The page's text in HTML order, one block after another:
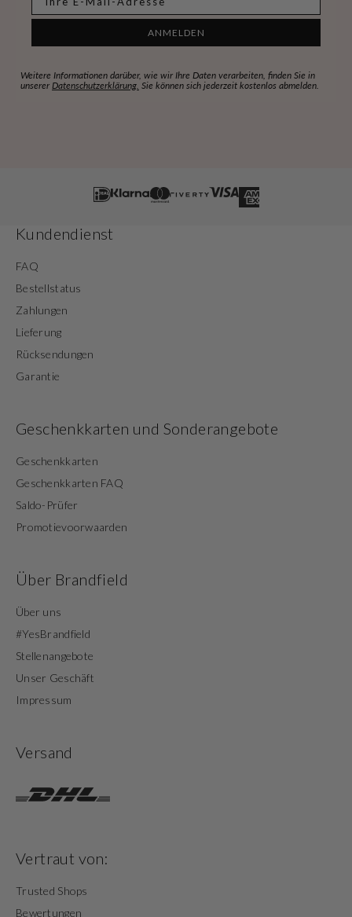
ANMELDEN
Weitere Informationen darüber, wie wir Ihre Daten verarbeiten, finden Sie in
unserer Datenschutzerklärung. Sie können sich jederzeit kostenlos abmelden.
Kundendienst
FAQ
Bestellstatus
Zahlungen
Lieferung
Rücksendungen
Garantie
Geschenkkarten und Sonderangebote
Geschenkkarten
Geschenkkarten FAQ
Saldo-Prüfer
Promotievoorwaarden
Über Brandfield
Über uns
#YesBrandfield
Stellenangebote
Unser Geschäft
Impressum
Versand
Vertraut von:
Trusted Shops
Bewertungen